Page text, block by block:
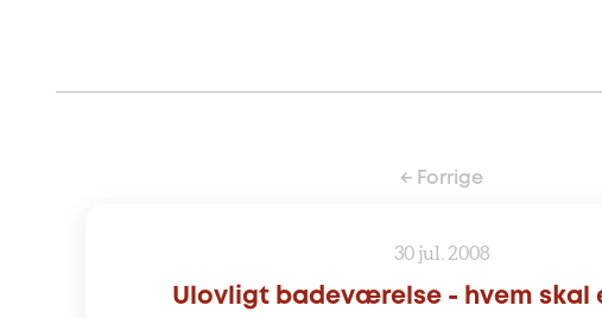
← Forrige
30 jul. 2008
Ulovligt badeværelse - hvem skal